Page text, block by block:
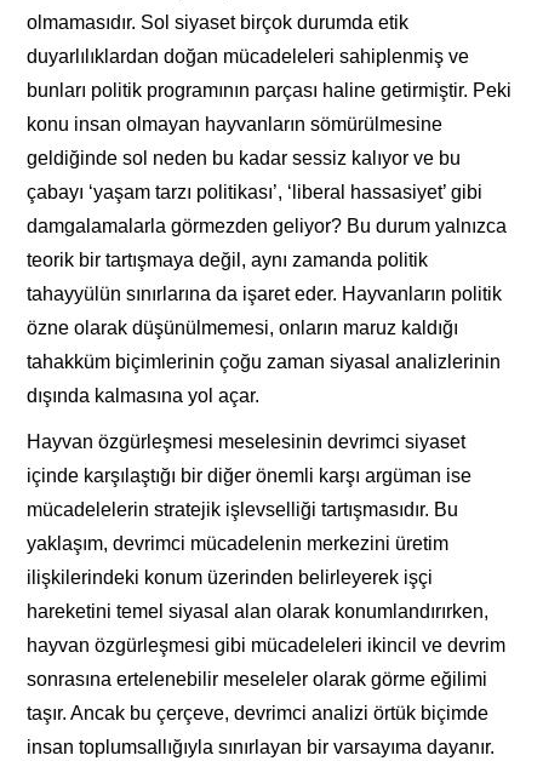
olmamasıdır. Sol siyaset birçok durumda etik
duyarlılıklardan doğan mücadeleleri sahiplenmiş ve
bunları politik programının parçası haline getirmiştir. Peki
konu insan olmayan hayvanların sömürülmesine
geldiğinde sol neden bu kadar sessiz kalıyor ve bu
çabayı ‘yaşam tarzı politikası’, ‘liberal hassasiyet’ gibi
damgalamalarla görmezden geliyor? Bu durum yalnızca
teorik bir tartışmaya değil, aynı zamanda politik
tahayyülün sınırlarına da işaret eder. Hayvanların politik
özne olarak düşünülmemesi, onların maruz kaldığı
tahakküm biçimlerinin çoğu zaman siyasal analizlerinin
dışında kalmasına yol açar.
Hayvan özgürleşmesi meselesinin devrimci siyaset
içinde karşılaştığı bir diğer önemli karşı argüman ise
mücadelelerin stratejik işlevselliği tartışmasıdır. Bu
yaklaşım, devrimci mücadelenin merkezini üretim
ilişkilerindeki konum üzerinden belirleyerek işçi
hareketini temel siyasal alan olarak konumlandırırken,
hayvan özgürleşmesi gibi mücadeleleri ikincil ve devrim
sonrasına ertelenebilir meseleler olarak görme eğilimi
taşır. Ancak bu çerçeve, devrimci analizi örtük biçimde
insan toplumsallığıyla sınırlayan bir varsayıma dayanır.